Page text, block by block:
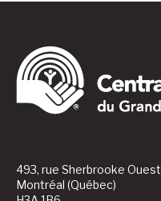
493, rue Sherbrooke Ouest
Montréal (Québec)